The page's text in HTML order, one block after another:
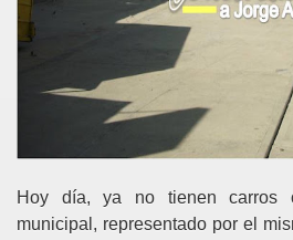
Hoy día, ya no tienen carros
municipal, representado por el